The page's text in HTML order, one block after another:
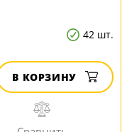
42 шт.
В КОРЗИНУ